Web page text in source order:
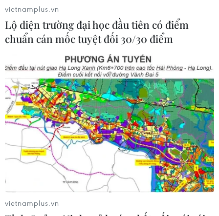
vietnamplus.vn
Lộ diện trường đại học đầu tiên có điểm
chuẩn cán mốc tuyệt đối 30/30 điểm
vietnamplus.vn